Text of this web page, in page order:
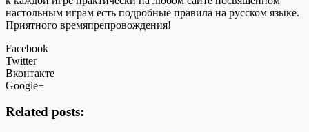
настольным играм есть подробные правила на русском языке.
Приятного времяпрепровождения!
Facebook
Twitter
Вконтакте
Google+
Related posts: